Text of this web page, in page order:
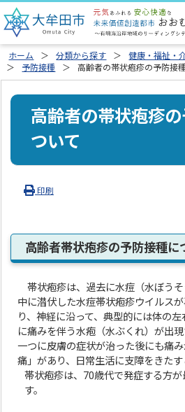
ホーム 分類から探す 健康・福祉・
予防接種
高齢者の帯状疱疹の予防接
高齢者の帯状疱疹
ついて
印刷
高齢者帯状疱疹の予防接種に
帯状疱疹は、過去に水痘（水ぼう
中に潜伏した水痘帯状疱疹ウイルス
り、神経に沿って、典型的には体の
に痛みを伴う水疱（水ぶくれ）が出
一つに皮膚の症状が治った後にも痛
痛」があり、日常生活に支障をきたす
帯状疱疹は、70歳代で発症する方
す。